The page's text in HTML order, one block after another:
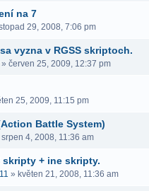
na 7
29, 2008, 7:06 pm
vyzna v RGSS skriptoch.
» červen 25, 2009, 12:37 pm
25, 2009, 11:15 pm
Battle System)
srpen 4, 2008, 11:36 am
skripty + ine skripty.
» květen 21, 2008, 11:36 am